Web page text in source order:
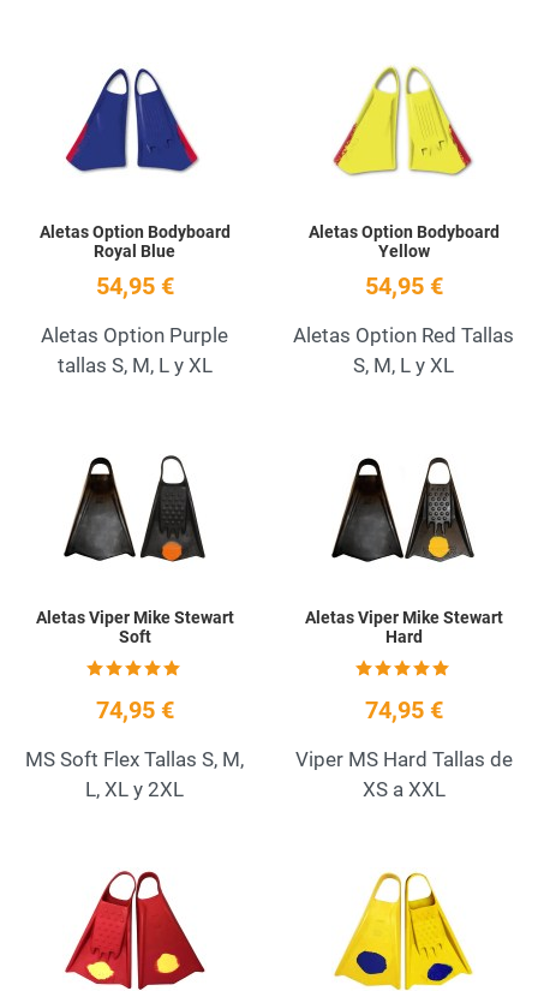
Add to Wishlist
Quick View
Aletas Option Bodyboard
Royal Blue
54,95 €
Aletas Option Purple
tallas S, M, L y XL
Aletas Option Bodyboard
Yellow
54,95 €
Aletas Option Red Tallas
S, M, L y XL
Quick View
Aletas Viper Mike Stewart
Soft
74,95 €
MS Soft Flex Tallas S, M,
L, XL y 2XL
Aletas Viper Mike Stewart
Hard
74,95 €
Viper MS Hard Tallas de
XS a XXL
Add to Wishlist
Quick View